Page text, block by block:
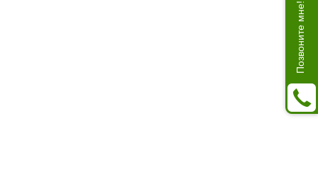
Позвоните мне!